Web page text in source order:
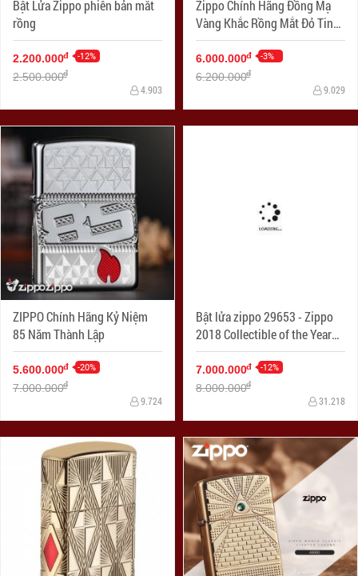
Bật Lửa Zippo phiên bản mắt
rồng
2.200.000đ -12%
2.500.000đ
4.903
Zippo Chính Hãng Đồng Mạ
Vàng Khắc Rồng Mắt Đỏ Tinh
Xảo Vỏ Dày Armor
6.000.000đ -3%
6.200.000đ
9.029
ZIPPO Chính Hãng Kỷ Niệm
85 Năm Thành Lập
5.600.000đ -20%
7.000.000đ
9.724
Bật lửa zippo 29653 - Zippo
2018 Collectible of the Year
Gold Plated Armor – COTY
2018 - Mạ Vàng Phiên bản
2018
7.000.000đ -12%
8.000.000đ
31.218